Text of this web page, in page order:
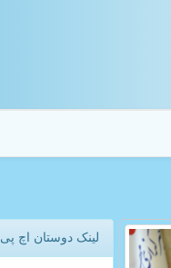
لینک دوستان اچ پی